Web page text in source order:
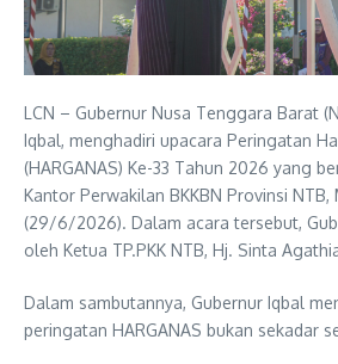
LCN – Gubernur Nusa Tenggara Barat
Iqbal, menghadiri upacara Peringatan
(HARGANAS) Ke-33 Tahun 2026 yang
Kantor Perwakilan BKKBN Provinsi NTB,
(29/6/2026). Dalam acara tersebut,
oleh Ketua TP.PKK NTB, Hj. Sinta
Dalam sambutannya, Gubernur Iqbal
peringatan HARGANAS bukan sekadar